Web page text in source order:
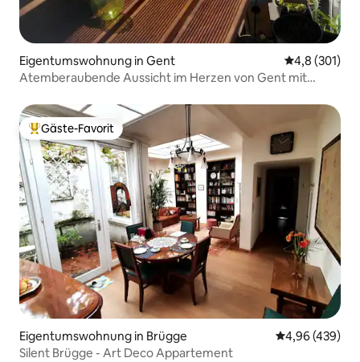
Eigentumswohnung in Gent
4,8 (301)
Atemberaubende Aussicht im Herzen von Gent mit
Beliebter Gäste-Favorit.
Gäste-Favorit
Eigentumswohnung in Brügge
4,96 (439)
Silent Brügge - Art Deco Appartement